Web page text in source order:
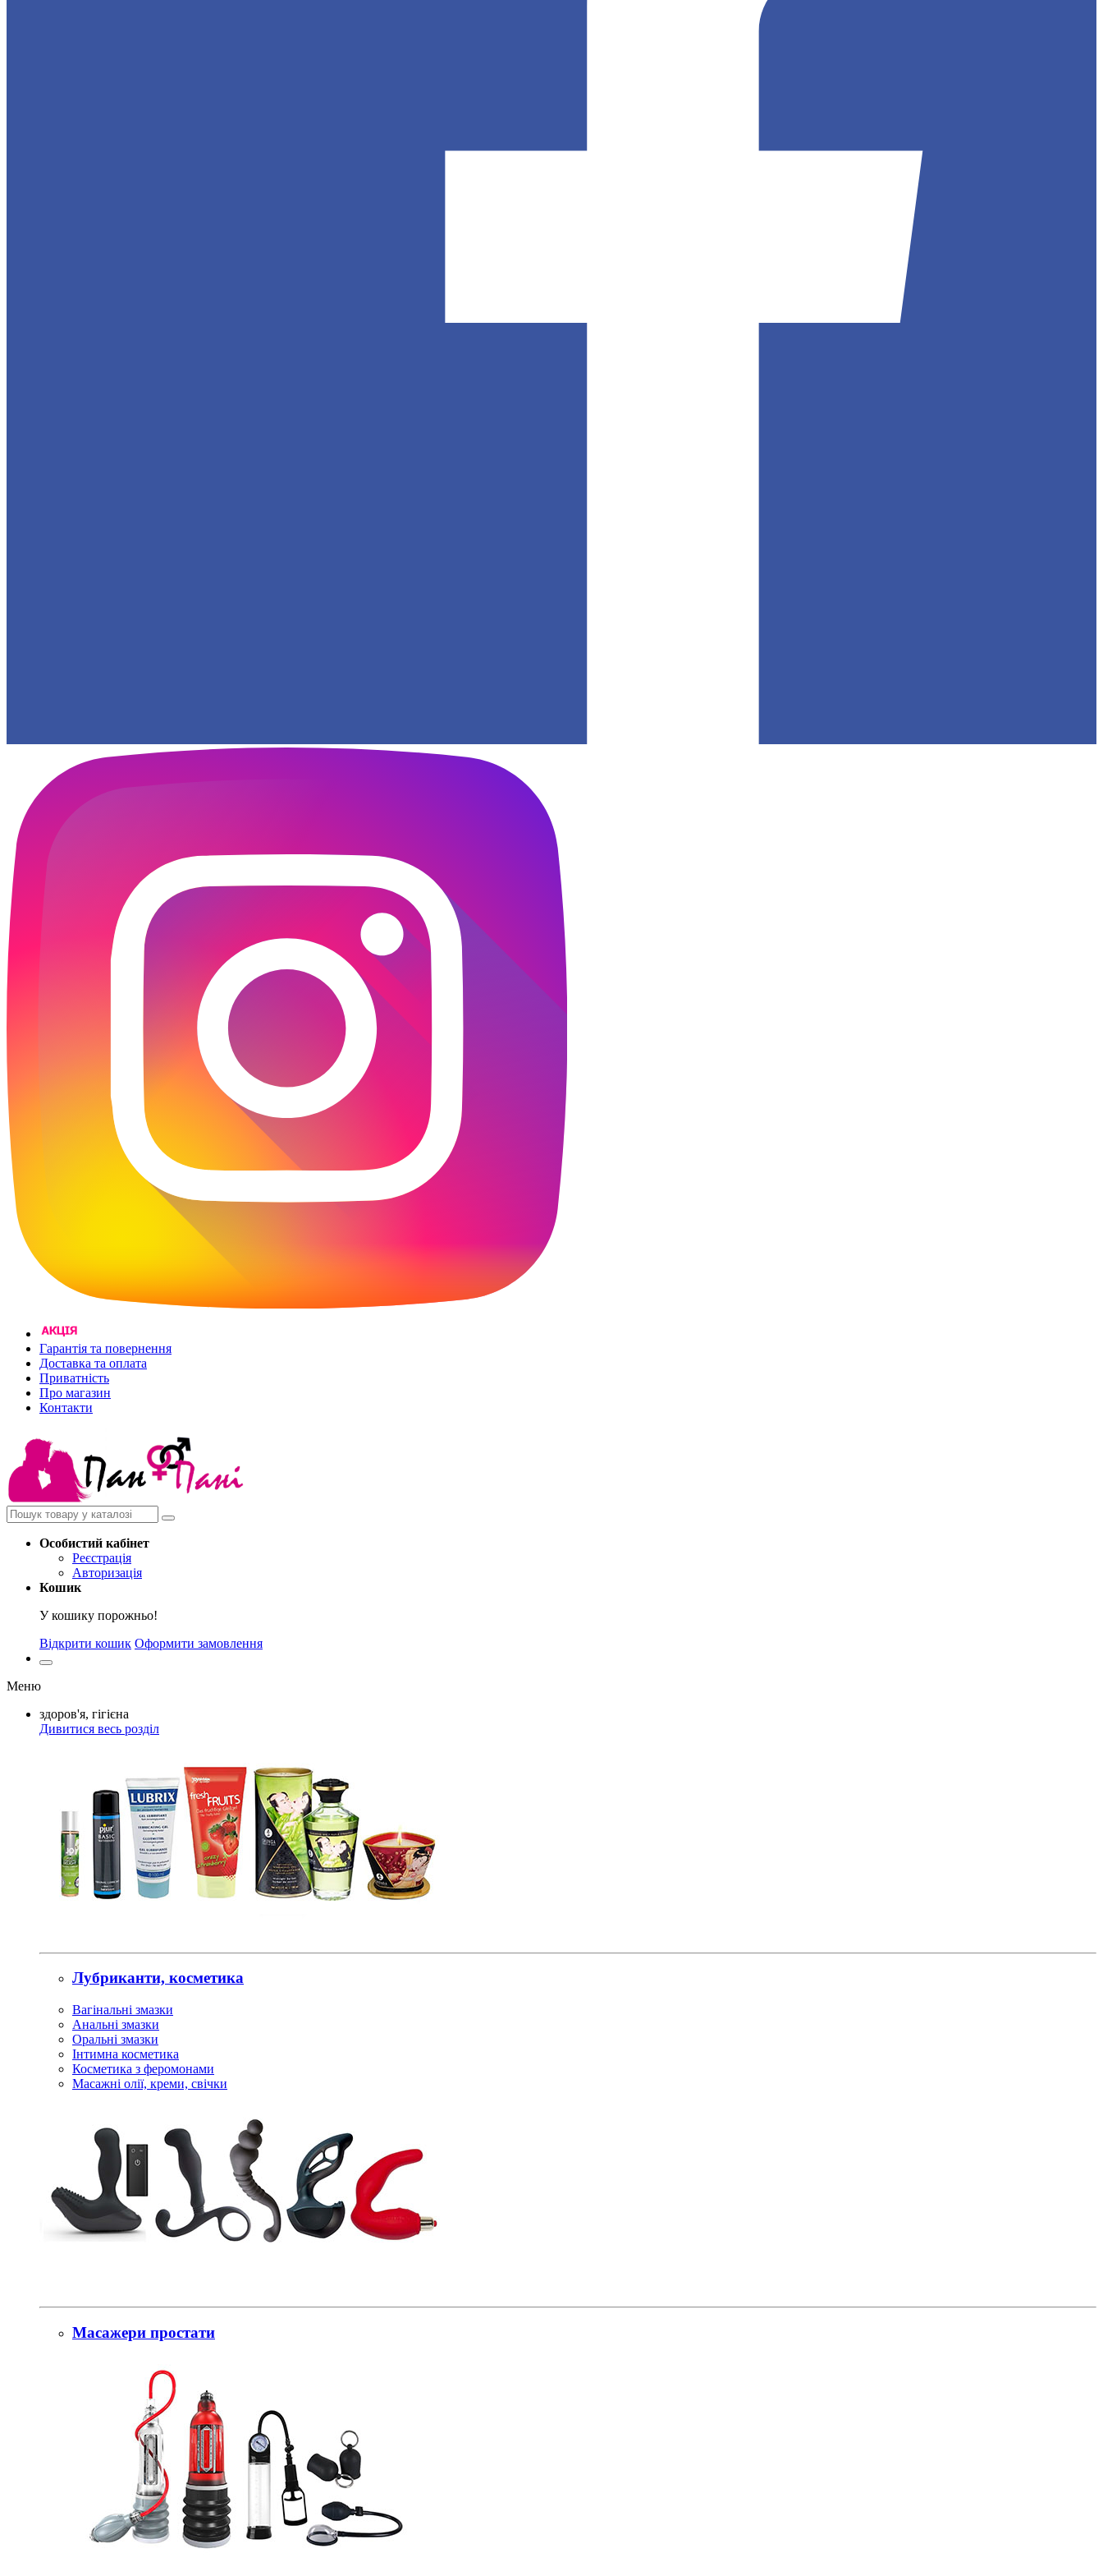
Гарантія та повернення
Доставка та оплата
Приватність
Про магазин
Контакти
Особистий кабінет
Реєстрація
Авторизація
Кошик
У кошику порожньо!
Відкрити кошик Оформити замовлення
Меню
здоров'я, гігієна
Дивитися весь розділ
Лубриканти, косметика
Вагінальні змазки
Анальні змазки
Оральні змазки
Інтимна косметика
Косметика з феромонами
Масажні олії, креми, свічки
Масажери простати